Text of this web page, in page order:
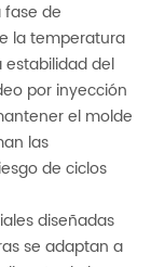
fase de
la temperatura
del
por inyección
el molde
las
de ciclos
diseñadas
se adaptan a